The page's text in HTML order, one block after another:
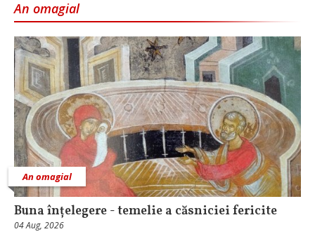
An omagial
An omagial
Buna înțelegere - temelie a căsniciei fericite
04 Aug, 2026